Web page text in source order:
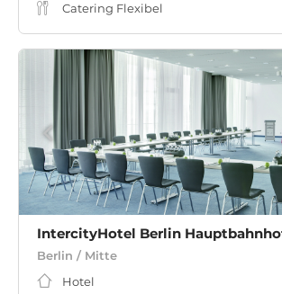
Catering Flexibel
IntercityHotel Berlin
Berlin / Mitte
Hotel